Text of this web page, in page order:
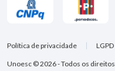
Unoesc © 2026 - Todos os
Política de privacidade LGPD